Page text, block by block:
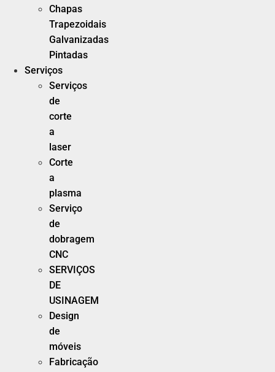
Chapas
Trapezoidais
Galvanizadas
Pintadas
Serviços
Serviços
de
corte
a
laser
Corte
a
plasma
Serviço
de
dobragem
CNC
SERVIÇOS
DE
USINAGEM
Design
de
móveis
Fabricação